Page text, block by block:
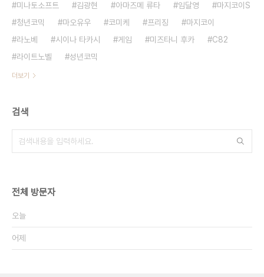
미나토소프트
김광현 아마즈메 류타 임달영
마지코이S
청년코믹
마오유우 코미케 프리징
마지코이
라노베
시이나 타카시 게임 미즈타니 후카
C82
라이트노벨
성년코믹
더보기
검색
전체 방문자
오늘
어제